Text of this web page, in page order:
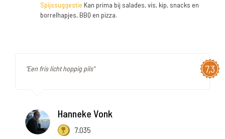
Spijssuggestie Kan prima bij salades, vis, kip, snacks en
borrelhapjes, BBQ en pizza.
7,3
"Een fris licht hoppig pils"
Hanneke Vonk
7.035